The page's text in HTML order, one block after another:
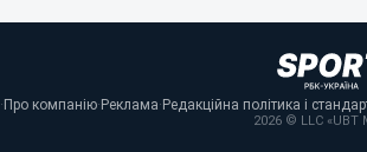
· Про компанію· Реклама· Редакційна політика і
2026 © LLC «UBT